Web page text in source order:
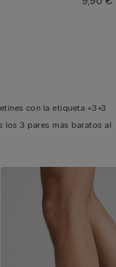
con la etiqueta «3+3
los 3 pares más baratos al